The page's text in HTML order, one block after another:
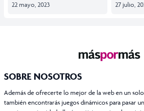
22 mayo, 2023 27 julio,
SOBRE NOSOTROS
Además de ofrecerte lo mejor de la web en un
también encontrarás juegos dinámicos para pasar